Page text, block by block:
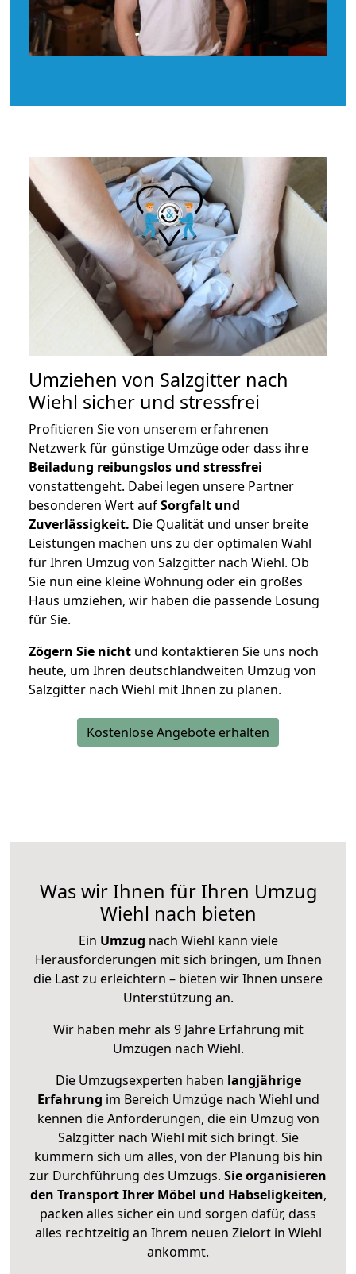
Umziehen von Salzgitter nach
Wiehl sicher und stressfrei
Profitieren Sie von unserem erfahrenen
Netzwerk für günstige Umzüge oder dass ihre
Beiladung reibungslos und stressfrei
vonstattengeht. Dabei legen unsere Partner
besonderen Wert aufSorgfalt und
Zuverlässigkeit. Die Qualität und unser breite
Leistungen machen uns zu der optimalen Wahl
für Ihren Umzug von Salzgitter nach Wiehl. Ob
Sie nun eine kleine Wohnung oder ein großes
Haus umziehen, wir haben die passende Lösung
für Sie.
Zögern Sie nicht und kontaktieren Sie uns noch
heute, um Ihren deutschlandweiten Umzug von
Salzgitter nach Wiehl mit Ihnen zu planen.
Kostenlose Angebote erhalten
Was wir Ihnen für Ihren Umzug
Wiehl nach bieten
Ein Umzug nach Wiehl kann viele
Herausforderungen mit sich bringen, um Ihnen
die Last zu erleichtern – bieten wir Ihnen unsere
Unterstützung an.
Wir haben mehr als 9 Jahre Erfahrung mit
Umzügen nach Wiehl.
Die Umzugsexperten haben langjährige
Erfahrung im Bereich Umzüge nach Wiehl und
kennen die Anforderungen, die ein Umzug von
Salzgitter nach Wiehl mit sich bringt. Sie
kümmern sich um alles, von der Planung bis hin
zur Durchführung des Umzugs. Sie organisieren
den Transport Ihrer Möbel und Habseligkeiten,
packen alles sicher ein und sorgen dafür, dass
alles rechtzeitig an Ihrem neuen Zielort in Wiehl
ankommt.